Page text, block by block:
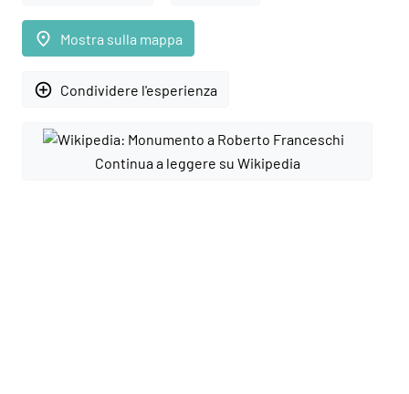
place Mostra sulla mappa
add_circle_outline Condividere l'esperienza
Continua a leggere su Wikipedia